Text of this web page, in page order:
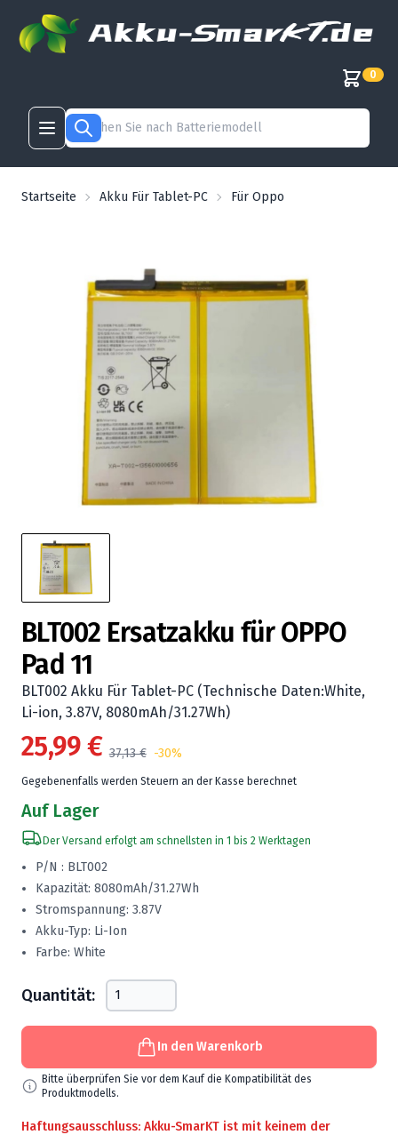
0
Startseite Akku Für Tablet-PC Für Oppo
BLT002 Ersatzakku für OPPO
Pad 11
BLT002 Akku Für Tablet-PC (Technische Daten:White,
Li-ion, 3.87V, 8080mAh/31.27Wh)
25,99 € 37,13 € -30%
Gegebenenfalls werden Steuern an der Kasse berechnet
Auf Lager
Der Versand erfolgt am schnellsten in 1 bis 2 Werktagen
P/N : BLT002
Kapazität: 8080mAh/31.27Wh
Stromspannung: 3.87V
Akku-Typ: Li-Ion
Farbe: White
Quantität:
In den Warenkorb
Bitte überprüfen Sie vor dem Kauf die Kompatibilität des
Produktmodells.
Haftungsausschluss: Akku-SmarKT ist mit keinem der